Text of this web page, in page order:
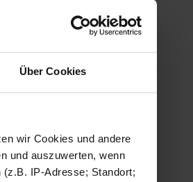
Über Cookies
wir Cookies und andere
und auszuwerten, wenn
IP-Adresse; Standort;